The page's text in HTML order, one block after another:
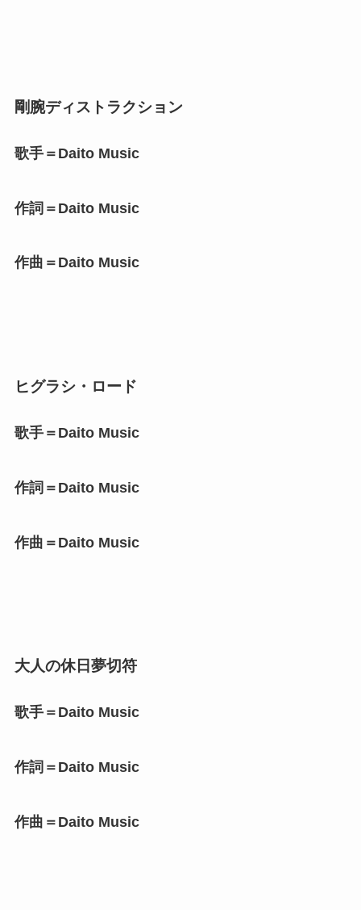
剛腕ディストラクション
歌手＝Daito Music
作詞＝Daito Music
作曲＝Daito Music
ヒグラシ・ロード
歌手＝Daito Music
作詞＝Daito Music
作曲＝Daito Music
大人の休日夢切符
歌手＝Daito Music
作詞＝Daito Music
作曲＝Daito Music